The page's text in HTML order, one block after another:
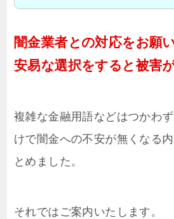
闇金業者との対応をお願
安易な選択をすると被害
複雑な金融用語などはつかわ
けで闇金への不安が無くなる
とめました。
それではご案内いたします。